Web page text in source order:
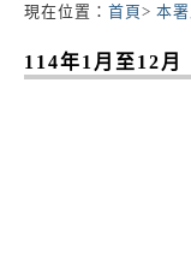
現在位置： 首頁> 本
114年1月至12月